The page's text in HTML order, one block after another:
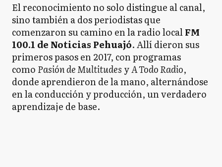
El reconocimiento no solo distingue al canal,
sino también a dos periodistas que
comenzaron su camino en la radio localFM
100.1 de Noticias Pehuajó. Allí dieron sus
primeros pasos en 2017, con programas
como Pasión de Multitudes yA Todo Radio,
donde aprendieron de la mano, alternándose
en la conducción y producción, un verdadero
aprendizaje de base.